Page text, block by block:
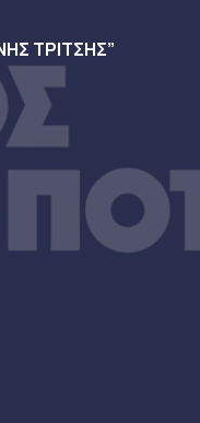
ΤΡΙΤΣΗΣ”